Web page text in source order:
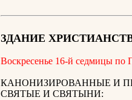
ЗДАНИЕ
Воскресенье 16-й седмицы по
КАНОНИЗИРОВАННЫЕ И
СВЯТЫЕ И СВЯТЫНИ: